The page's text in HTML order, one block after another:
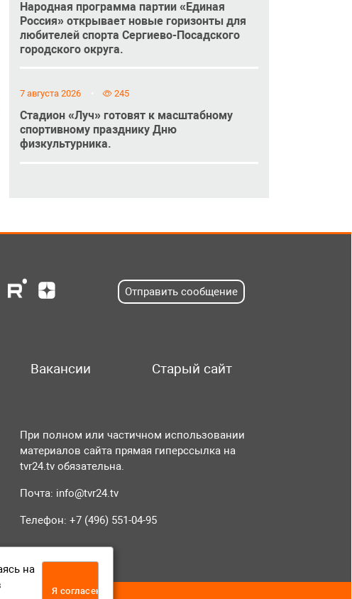
Народная программа партии «Единая
Россия» открывает новые горизонты для
любителей спорта Сергиево-Посадского
городского округа.
7 августа 2026 245
Стадион «Луч» готовят к масштабному
спортивному празднику Дню
физкультурника.
Отправить сообщение
Вакансии Старый сайт
При полном или частичном использовании
материалов сайта прямая гиперссылка на
tvr24.tv обязательна.
Почта: info@tvr24.tv
Телефон: +7 (496) 551-04-95
на
Я согласен